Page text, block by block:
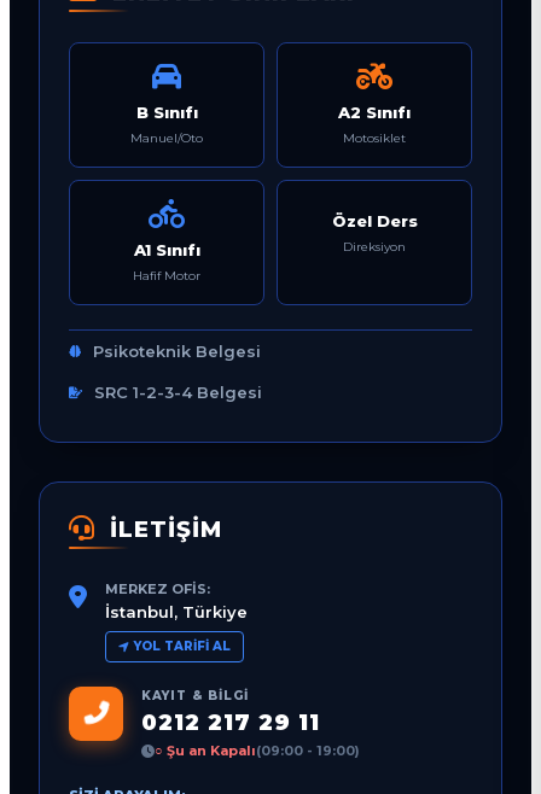
B Sınıfı
Manuel/Oto
A2 Sınıfı
Motosiklet
A1 Sınıfı
Hafif Motor
Özel Ders
Direksiyon
Psikoteknik Belgesi
SRC 1-2-3-4 Belgesi
İLETİŞİM
MERKEZ OFIS:
İstanbul, Türkiye
YOL TARIFI AL
KAYIT & BILGI
0212 217 29 11
○ Şu an Kapalı(09:00 - 19:00)